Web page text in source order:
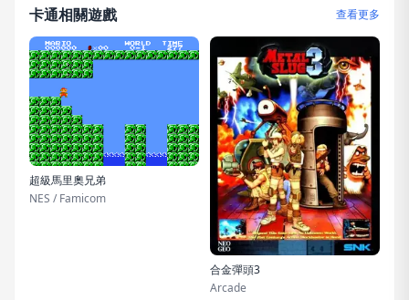
卡通相關遊戲 查看更多
超級馬里奧兄弟
NES / Famicom
合金彈頭3
Arcade